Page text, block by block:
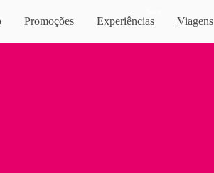
Promoções Experiências Viagens